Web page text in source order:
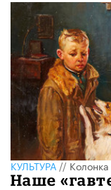
КУЛЬТУРА//Колонка
​Наше